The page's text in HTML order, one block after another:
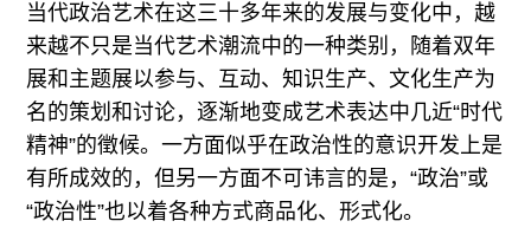
关注我们
当代政治艺术在这三十多年来的发展与变化中，越
来越不只是当代艺术潮流中的一种类别，随着双年
展和主题展以参与、互动、知识生产、文化生产为
名的策划和讨论，逐渐地变成艺术表达中几近“时代
精神”的徵候。一方面似乎在政治性的意识开发上是
有所成效的，但另一方面不可讳言的是，“政治”或
“政治性”也以着各种方式商品化、形式化。